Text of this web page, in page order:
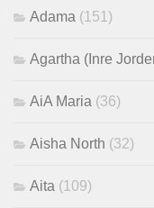
Adama (151)
Agartha (Inre
AiA Maria (36)
Aisha North (32)
Aita (109)